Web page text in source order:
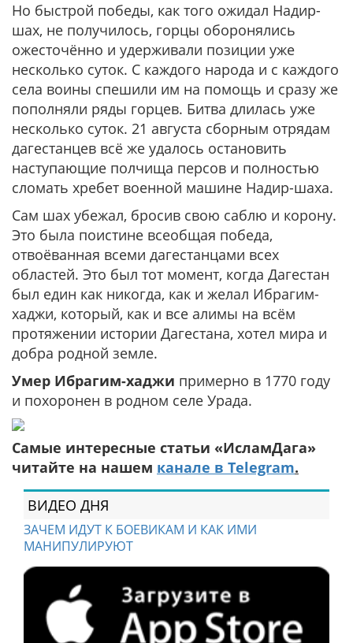
Но быстрой победы, как того ожидал Надир-
шах, не получилось, горцы оборонялись
ожесточённо и удерживали позиции уже
несколько суток. С каждого народа и с каждого
села воины спешили им на помощь и сразу же
пополняли ряды горцев. Битва длилась уже
несколько суток. 21 августа сборным отрядам
дагестанцев всё же удалось остановить
наступающие полчища персов и полностью
сломать хребет военной машине Надир-шаха.
Сам шах убежал, бросив свою саблю и корону.
Это была поистине всеобщая победа,
отвоёванная всеми дагестанцами всех
областей. Это был тот момент, когда Дагестан
был един как никогда, как и желал Ибрагим-
хаджи, который, как и все алимы на всём
протяжении истории Дагестана, хотел мира и
добра родной земле.
Умер Ибрагим-хаджи примерно в 1770 году
и похоронен в родном селе Урада.
Самые интересные статьи «ИсламДага»
читайте на нашем канале в Telegram.
ВИДЕО ДНЯ
ЗАЧЕМ ИДУТ К БОЕВИКАМ И КАК ИМИ
МАНИПУЛИРУЮТ